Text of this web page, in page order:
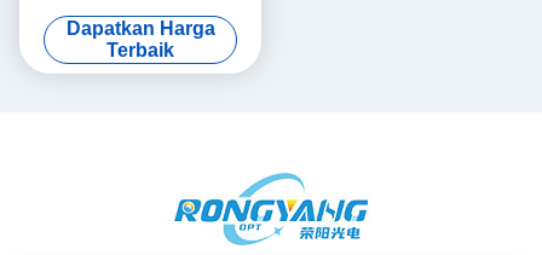
Blue Sky Lamp Untuk
Rumah
Dapatkan Harga
Terbaik